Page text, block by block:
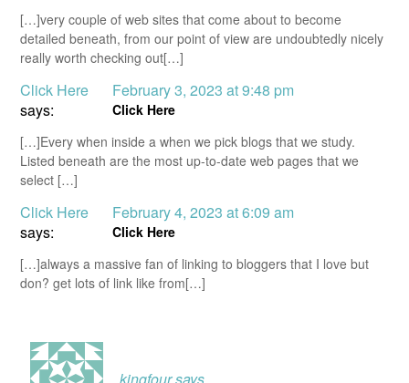
[…]very couple of web sites that come about to become
detailed beneath, from our point of view are undoubtedly nicely
really worth checking out[…]
Click Here
says:
February 3, 2023 at 9:48 pm
Click Here
[…]Every when inside a when we pick blogs that we study.
Listed beneath are the most up-to-date web pages that we
select […]
Click Here
says:
February 4, 2023 at 6:09 am
Click Here
[…]always a massive fan of linking to bloggers that I love but
don? get lots of link like from[…]